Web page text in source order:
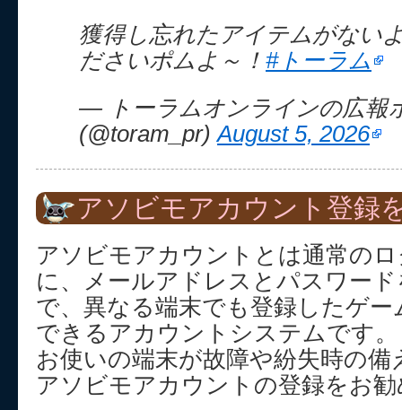
獲得し忘れたアイテムがない
ださいポムよ～！ #トーラム
— トーラムオンラインの広報
(@toram_pr)August 5, 2026
アソビモアカウント登録
アソビモアカウントとは通常の
に、メールアドレスとパスワー
で、異なる端末でも登録したゲ
できるアカウントシステムです。
お使いの端末が故障や紛失時の
アソビモアカウントの登録をお